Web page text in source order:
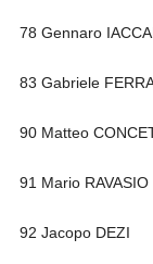
78 Gennaro
83 Gabriele
90 Matteo
91 Mario RAVASIO
92 Jacopo DEZI